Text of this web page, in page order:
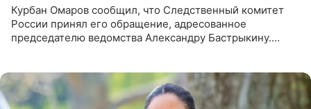
Курбан Омаров сообщил, что Следственный комитет
России принял его обращение, адресованное
председателю ведомства Александру Бастрыкину.